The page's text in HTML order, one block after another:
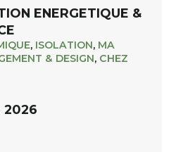
ENERGETIQUE &
, ISOLATION, MA
& DESIGN, CHEZ
2026